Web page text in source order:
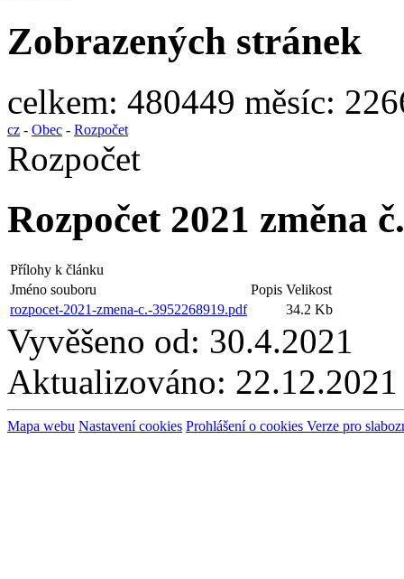
Zobrazených stránek
celkem: 480449 měsíc:
cz - Obec - Rozpočet
Rozpočet
Rozpočet 2021 změna
Přílohy k článku
Jméno souboru
Popis Velikost
rozpocet-2021-zmena-c.-3952268919.pdf
34.2 Kb
Vyvěšeno od: 30.4.2021
Aktualizováno: 22.12.2021
Mapa webu Nastavení cookies Prohlášení o cookies Verze pro